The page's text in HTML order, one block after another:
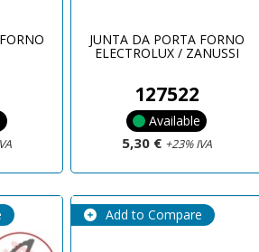
JUNTA DA PORTA FORNO
ELECTROLUX / ZANUSSI
127522
Available
5,30 € +23% IVA
Add to Compare